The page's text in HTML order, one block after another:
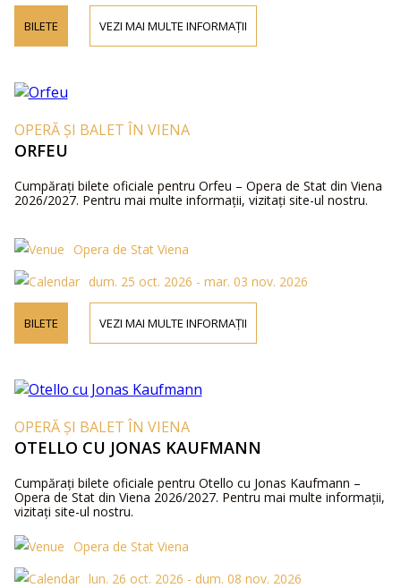
BILETE VEZI MAI MULTE INFORMAȚII
OPERĂ ȘI BALET ÎN VIENA
ORFEU
Cumpărați bilete oficiale pentru Orfeu – Opera de Stat din Viena
2026/2027. Pentru mai multe informații, vizitați site-ul nostru.
Opera de Stat Viena
dum. 25 oct. 2026 - mar. 03 nov. 2026
BILETE VEZI MAI MULTE INFORMAȚII
OPERĂ ȘI BALET ÎN VIENA
OTELLO CU JONAS KAUFMANN
Cumpărați bilete oficiale pentru Otello cu Jonas Kaufmann –
Opera de Stat din Viena 2026/2027. Pentru mai multe informații,
vizitați site-ul nostru.
Opera de Stat Viena
lun. 26 oct. 2026 - dum. 08 nov. 2026